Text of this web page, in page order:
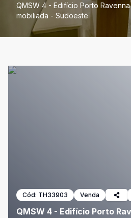
QMSW 4 - Edifício Porto
mobiliada - Sudoeste
Cód: TH33903 Venda
QMSW 4 - Edifício Porto